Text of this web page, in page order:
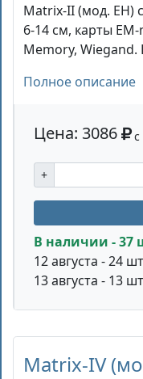
Matrix-II (мод. EH)
6-14 см, карты
Memory, Wiegand.
Полное описание
Цена: 3086
+
В наличии - 37
12 августа - 24 шт
13 августа - 13 шт
Matrix-IV